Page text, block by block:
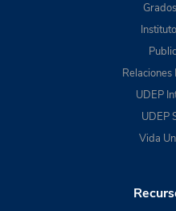
Relaciones
UDEP
UDEP
Vida